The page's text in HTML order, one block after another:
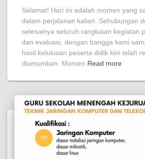
Selamat! Hari ini adalah momen yang
dalam perjalanan kalian. Sehubungan
selesainya seluruh rangkaian kegiatan
dan evaluasi, dengan bangga kami
hasil kelulusan peserta didik kini telah
diumumkan. Momen Read more